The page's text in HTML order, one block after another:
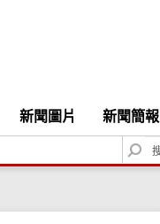
新聞圖片 新聞簡報
S
e
c